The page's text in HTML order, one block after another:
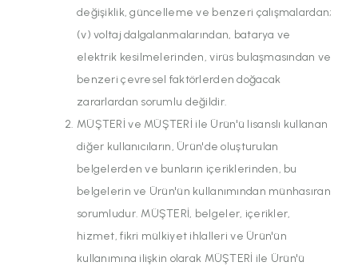
değişiklik, güncelleme ve benzeri çalışmalardan;
(v) voltaj dalgalanmalarından, batarya ve
elektrik kesilmelerinden, virüs bulaşmasından ve
benzeri çevresel faktörlerden doğacak
zararlardan sorumlu değildir.
MÜŞTERİ ve MÜŞTERİ ile Ürün'ü lisanslı kullanan
diğer kullanıcıların, Ürün'de oluşturulan
belgelerden ve bunların içeriklerinden, bu
belgelerin ve Ürün'ün kullanımından münhasıran
sorumludur. MÜŞTERİ, belgeler, içerikler,
hizmet, fikri mülkiyet ihlalleri ve Ürün'ün
kullanımına ilişkin olarak MÜŞTERİ ile Ürün'ü